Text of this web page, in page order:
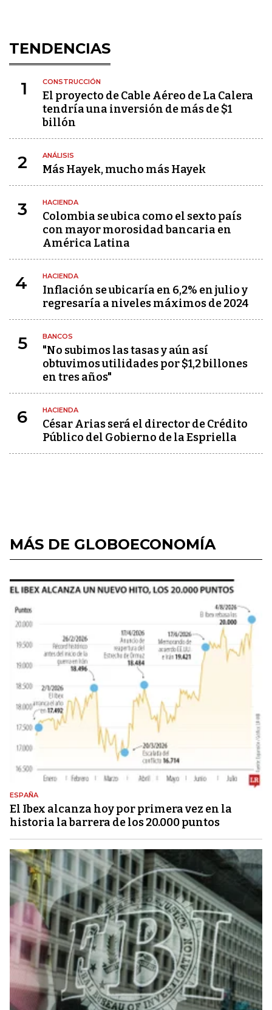
TENDENCIAS
1 CONSTRUCCIÓN
El proyecto de Cable Aéreo de La Calera
tendría una inversión de más de $1
billón
2 ANÁLISIS
Más Hayek, mucho más Hayek
3 HACIENDA
Colombia se ubica como el sexto país
con mayor morosidad bancaria en
América Latina
4 HACIENDA
Inflación se ubicaría en 6,2% en julio y
regresaría a niveles máximos de 2024
5 BANCOS
"No subimos las tasas y aún así
obtuvimos utilidades por $1,2 billones
en tres años"
6 HACIENDA
César Arias será el director de Crédito
Público del Gobierno de la Espriella
MÁS DE GLOBOECONOMÍA
ESPAÑA
El Ibex alcanza hoy por primera vez en la
historia la barrera de los 20.000 puntos